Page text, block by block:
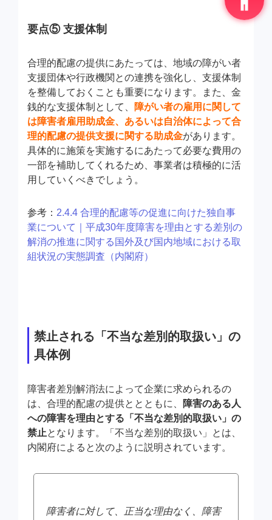
要点⑤ 支援体制
合理的配慮の提供にあたっては、地域の障がい者
支援団体や行政機関との連携を強化し、支援体制
を整備しておくことも重要になります。また、金
銭的な支援体制として、
障がい者の雇用に関して
は障害者雇用助成金、あるいは自治体によって合
理的配慮の提供支援に関する助成金があります。
具体的に施策を実施するにあたって必要な費用の
一部を補助してくれるため、事業者は積極的に活
用していくべきでしょう。
参考： 2.4.4 合理的配慮等の促進に向けた独自事
業について｜平成30年度障害を理由とする差別の
解消の推進に関する国外及び国内地域における取
組状況の実態調査（内閣府）
禁止される「不当な差別的取扱い」の
具体例
障害者差別解消法によって企業に求められるの
は、合理的配慮の提供ととともに、
障害のある人
への障害を理由とする「不当な差別的取扱い」の
禁止となります。「不当な差別的取扱い」とは、
内閣府によると次のように説明されています。
障害者に対して、正当な理由なく、障害